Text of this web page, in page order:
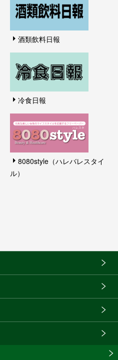
酒類飲料日報
冷食日報
8080style（ハレバレスタイ
ル）